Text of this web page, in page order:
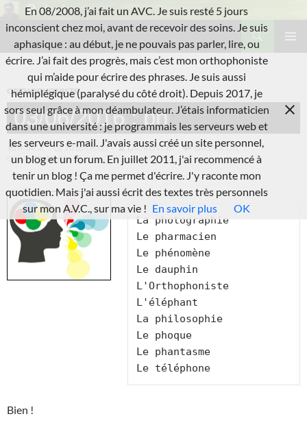
au
contenu
L'A.V.C.
Recherche
ORTHOPHONISTE
03/06/2016 : ph
IMAGE 2016-06-03 LAURENT B.
LAISSER UN
COMMENTAIRE
La photographie
Le pharmacien
Le phénomène
Le dauphin
L'Orthophoniste
L'éléphant
La philosophie
Le phoque
Le phantasme
Le téléphone
Bien !
En 08/2008, j’ai fait un AVC. Je suis resté 5 jours
inconscient chez moi, avant de recevoir des soins. Je suis
aphasique : au début, je ne pouvais pas parler, lire, ou
écrire. J’ai fait des progrès, mais c’est mon orthophoniste
qui m’aide pour écrire des phrases. Je suis aussi
hémiplégique (paralysé du côté droit). Depuis 2017, je
sors seul grâce à mon déambulateur. J’étais informaticien
dans une université : je programmais les serveurs web et
les serveurs e-mail. J'avais aussi créé un site personnel,
un blog et un forum. En juillet 2011, j'ai recommencé à
tenir un blog ! Ça me permet d'écrire. J'y raconte mon
quotidien. Mais j'ai aussi écrit des textes très personnels
sur mon A.V.C., sur ma vie ! En savoir plus OK